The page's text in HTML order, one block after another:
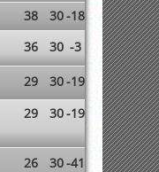
38 30-18
36 30 -3
29 30-19
29 30-19
26 30-41